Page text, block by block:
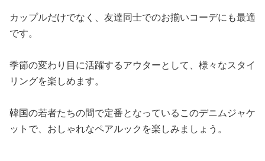
カップルだけでなく、友達同士でのお揃いコーデにも最適
です。
季節の変わり目に活躍するアウターとして、様々なスタイ
リングを楽しめます。
韓国の若者たちの間で定番となっているこのデニムジャケ
ットで、おしゃれなペアルックを楽しみましょう。